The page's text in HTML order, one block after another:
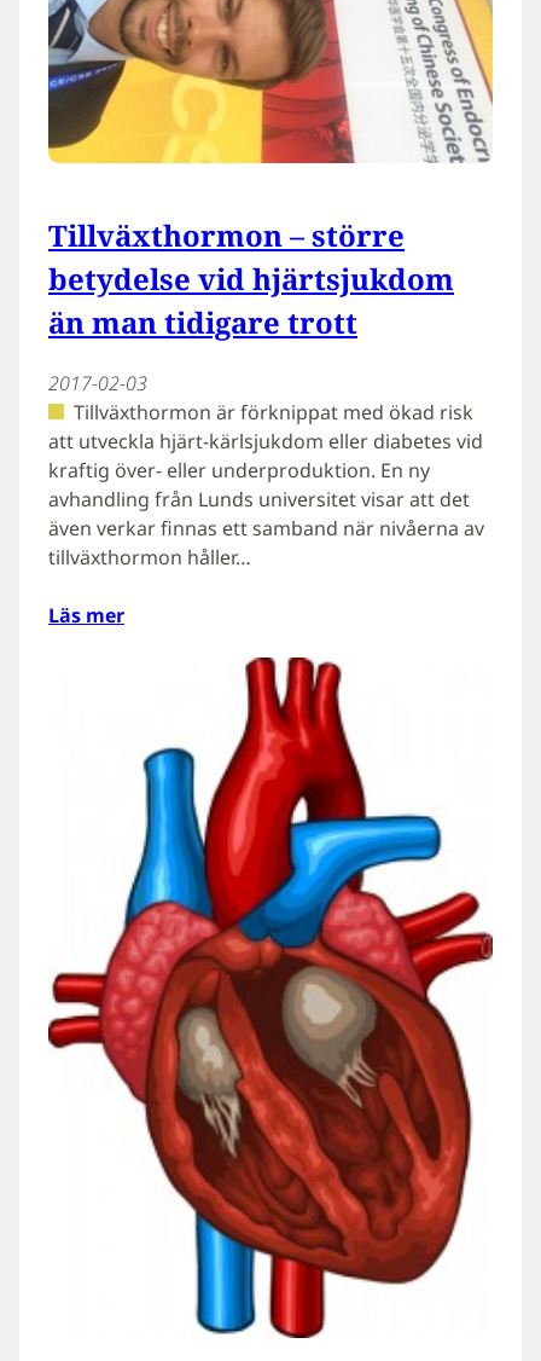
Tillväxthormon – större
betydelse vid hjärtsjukdom
än man tidigare trott
2017-02-03
Tillväxthormon är förknippat med ökad risk
att utveckla hjärt-kärlsjukdom eller diabetes vid
kraftig över- eller underproduktion. En ny
avhandling från Lunds universitet visar att det
även verkar finnas ett samband när nivåerna av
tillväxthormon håller…
Läs mer